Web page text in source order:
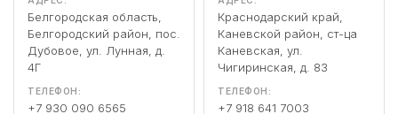
Белгородская область,
Белгородский район, пос.
Дубовое, ул. Лунная, д.
4Г
ТЕЛЕФОН:
+7 930 090 6565
Краснодарский край,
Каневской район, ст-ца
Каневская, ул.
Чигиринская, д. 83
ТЕЛЕФОН:
+7 918 641 7003